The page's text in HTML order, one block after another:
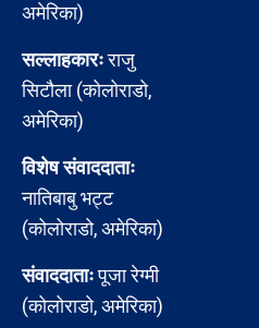
अमेरिका)
सल्लाहकारःराजु
सिटौला (कोलोराडो,
अमेरिका)
विशेष संवाददाताः
नातिबाबु भट्ट
(कोलोराडो, अमेरिका)
संवाददाताःपूजा रेग्मी
(कोलोराडो, अमेरिका)